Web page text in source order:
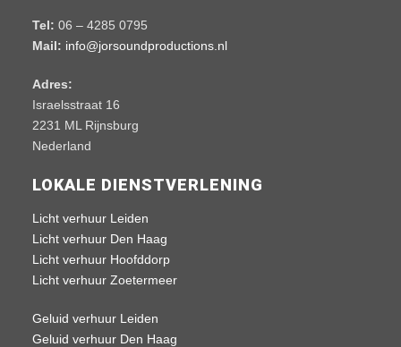
Tel: 06 – 4285 0795
Mail: info@jorsoundproductions.nl
Adres:
Israelsstraat 16
2231 ML Rijnsburg
Nederland
LOKALE DIENSTVERLENING
Licht verhuur Leiden
Licht verhuur Den Haag
Licht verhuur Hoofddorp
Licht verhuur Zoetermeer
Geluid verhuur Leiden
Geluid verhuur Den Haag